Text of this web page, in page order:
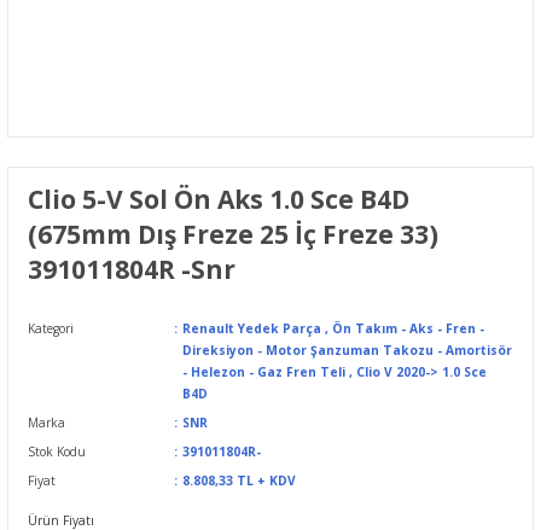
Clio 5-V Sol Ön Aks 1.0 Sce B4D
(675mm Dış Freze 25 İç Freze 33)
391011804R -Snr
Kategori Renault Yedek Parça , Ön Takım - Aks - Fren -
Direksiyon - Motor Şanzuman Takozu - Amortisör
- Helezon - Gaz Fren Teli , Clio V 2020-> 1.0 Sce
B4D
Marka
SNR
Stok Kodu
391011804R-
Fiyat
8.808,33 TL + KDV
Ürün Fiyatı